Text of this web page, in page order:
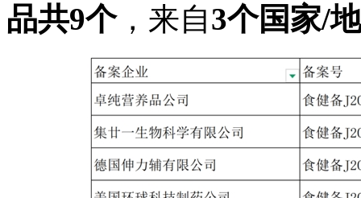
品共9个，来自3个国家/